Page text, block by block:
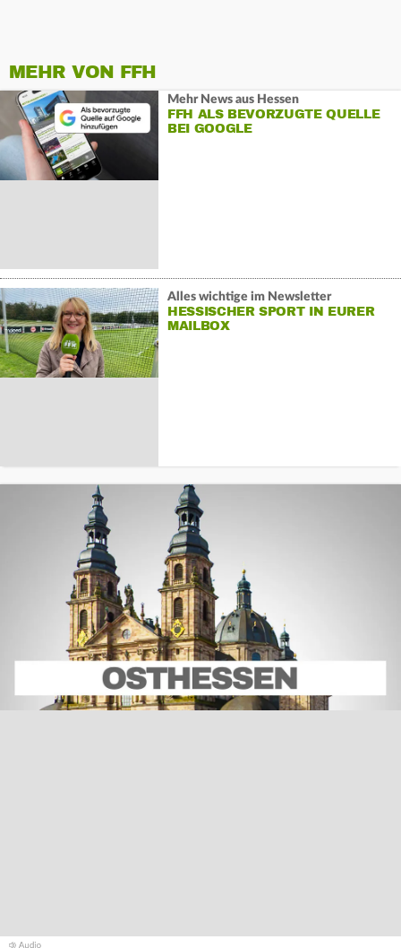
MEHR VON FFH
Mehr News aus Hessen
FFH ALS BEVORZUGTE QUELLE
BEI GOOGLE
Alles wichtige im Newsletter
HESSISCHER SPORT IN EURER
MAILBOX